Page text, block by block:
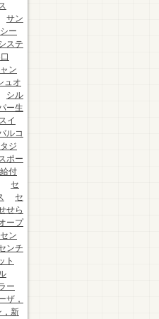
サン
シー
ステ
ン
ュオ
シル
ー生
スイ
ルコ
ジ
ポー
付
セ
セ
せら
ープ
セン
ンチ
ト
ー
ザ，
，新